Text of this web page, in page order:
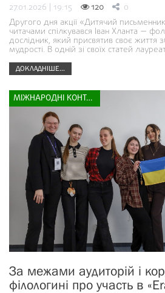
27.01.2026 | 19:15 120 0
Другого дня акції «Дитячий
читачами спілкувався Іван Хланта —
дослідник, який присвятив своє життя
мудрості. В одній зі своїх статей
ДОКЛАДНІШЕ...
МІЖНАРОДНІ КОНТАКТИ
За межами аудиторій і
філологині про участь в